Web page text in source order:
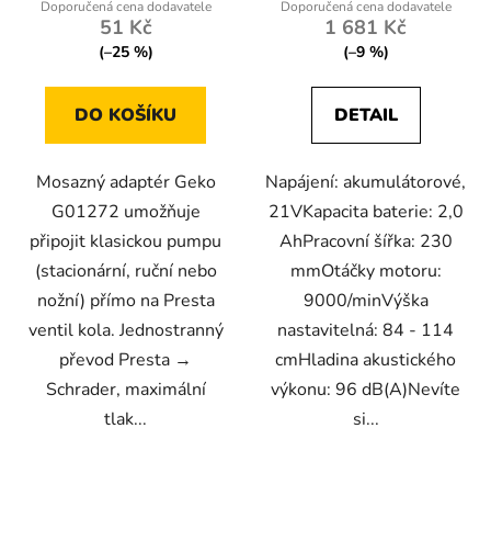
51 Kč
(–25 %)
DO KOŠÍKU
Mosazný adaptér Geko
G01272 umožňuje
připojit klasickou pumpu
(stacionární, ruční nebo
nožní) přímo na Presta
ventil kola. Jednostranný
převod Presta →
Schrader, maximální
tlak...
1 681 Kč
(–9 %)
DETAIL
Napájení: akumulátorové,
21VKapacita baterie: 2,0
AhPracovní šířka: 230
mmOtáčky motoru:
9000/minVýška
nastavitelná: 84 - 114
cmHladina akustického
výkonu: 96 dB(A)Nevíte
si...